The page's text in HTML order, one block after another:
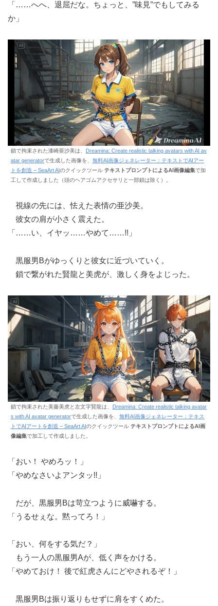
「……へへ、退屈だな。ちょっと、”味見”でもしてみる
か」
鎖で拘束された漆崎亜沙美は、
Dreamina: Create realistic talking avatars with AI av
atar generatorで生成した画像を、 無料AI画像ジェネレーター：テキストでAIアー
トを創造 – SeaArt AI のクイックツール テキストプロンプトによるAI画像編集で加
工して作成しました（頭のヘアゴムアクセサリと一部鎖は除く）。
視線の先には、怯えた表情の亜沙美。
彼女の肩が小さく震えた。
「……い、イヤッ……やめて……!!」
黒服男Bがゆっくりと彼女に近づいていく。
鎖で繋がれた賢龍と美虎が、激しく身をよじった。
鎖で拘束された美藤美虎と左文字賢龍は、 Dreamina: Create realistic talking avatar
s with AI avatar generatorで生成した画像を、 無料AI画像ジェネレーター：テキス
トでAIアートを創造 – SeaArt AIのクイックツール テキストプロンプトによるAI画
像編集で加工して作成しました。
「おい！ やめろッ！」
「やめなさいよアンタッ!!」
だが、黒服男Bは苛立つように威嚇する。
「うるせぇな。黙ってろ！」
「おい、何をする気だ？」
もう一人の黒服男Aが、低く声をかける。
「やめておけ！ 後で紅虎さんにどやされるぞ！」
黒服男Bは振り返りもせずに肩をすくめた。